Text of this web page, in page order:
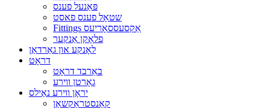
פּאַנעל פענס
שטאָל פענס פאסט
Fittings אַקסעססאָריעס
פלאָקן אַנקער
לאָנקע און גאַרדאַן
דראָט
באַרבד דראָט
גאָרטן ווירע
יראָן ווירע נאַילס
קאַנסטראַקשאַן